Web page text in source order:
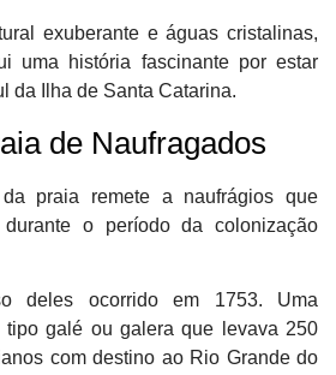
exuberante e águas cristalinas,
uma história fascinante por estar
da Ilha de Santa Catarina.
de Naufragados
praia remete a naufrágios que
o período da colonização
deles ocorrido em 1753. Uma
tipo galé ou galera que levava 250
com destino ao Rio Grande do